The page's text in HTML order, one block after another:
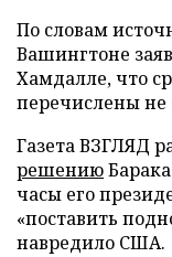
По словам
Вашингтоне
Хамдалле, что
перечислены не
Газета ВЗГЛЯД
решению
часы его
«поставить
навредило США.